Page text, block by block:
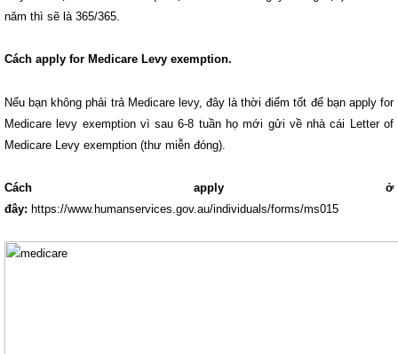
năm thì sẽ là 365/365.
Cách apply for Medicare Levy exemption.
Nếu bạn không phải trả Medicare levy, đây là thời điểm tốt để bạn apply for
Medicare levy exemption vì sau 6-8 tuần họ mới gửi về nhà cái Letter of
Medicare Levy exemption (thư miễn đóng).
Cách apply ở
đây: https://www.humanservices.gov.au/individuals/forms/ms015